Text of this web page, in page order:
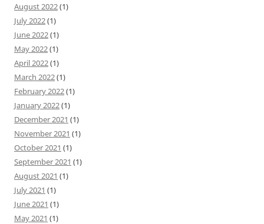
August 2022(1)
July 2022(1)
June 2022(1)
May 2022(1)
April 2022(1)
March 2022(1)
February 2022(1)
January 2022(1)
December 2021 (1)
November 2021 (1)
October 2021 (1)
September 2021 (1)
August 2021 (1)
July 2021 (1)
June 2021 (1)
May 2021 (1)